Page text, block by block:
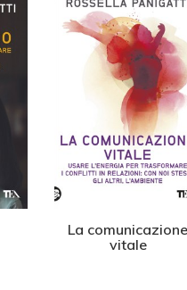
La comunicazione
vitale